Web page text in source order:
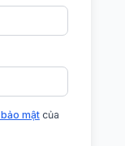
mậtcủa